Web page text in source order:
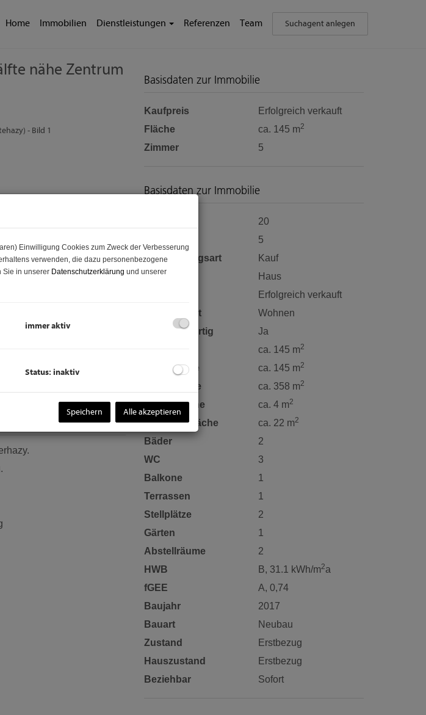
Home Immobilien Dienstleistungen Referenzen Team Suchagent anlegen
nähe Zentrum
Basisdaten zur Immobilie
Kaufpreis
Erfolgreich verkauft
Fläche
ca. 145 m2
Zimmer 5
Basisdaten zur Immobilie
20
5
Vermarktungsart
Kauf
Objektart
Haus
Erfolgreich verkauft
Nutzungsart
Wohnen
Schlüsselfertig
Ja
ca. 145 m2
Wohnfläche ca. 145 m2
Grundfläche ca. 358 m2
Balkonfläche ca. 4 m2
Terrassenfläche ca. 22 m2
Bäder
2
WC
3
Balkone
1
Terrassen
1
Stellplätze
2
Gärten
1
Abstellräume
2
HWB
B, 31.1 kWh/m2a
fGEE
A, 0,74
Baujahr
2017
Bauart
Neubau
Zustand
Erstbezug
Hauszustand
Erstbezug
Beziehbar
Sofort
Einwilligung Cookies zum Zweck der Verbesserung
verwenden, die dazu personenbezogene
Sie in unserer Datenschutzerklärung und unserer
immer aktiv
Status: inaktiv
Speichern Alle akzeptieren